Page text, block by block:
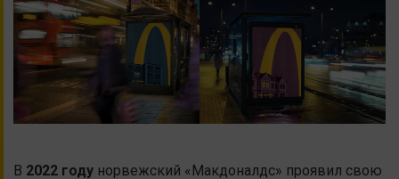
В 2022 году норвежский «Макдоналдс» проявил свою